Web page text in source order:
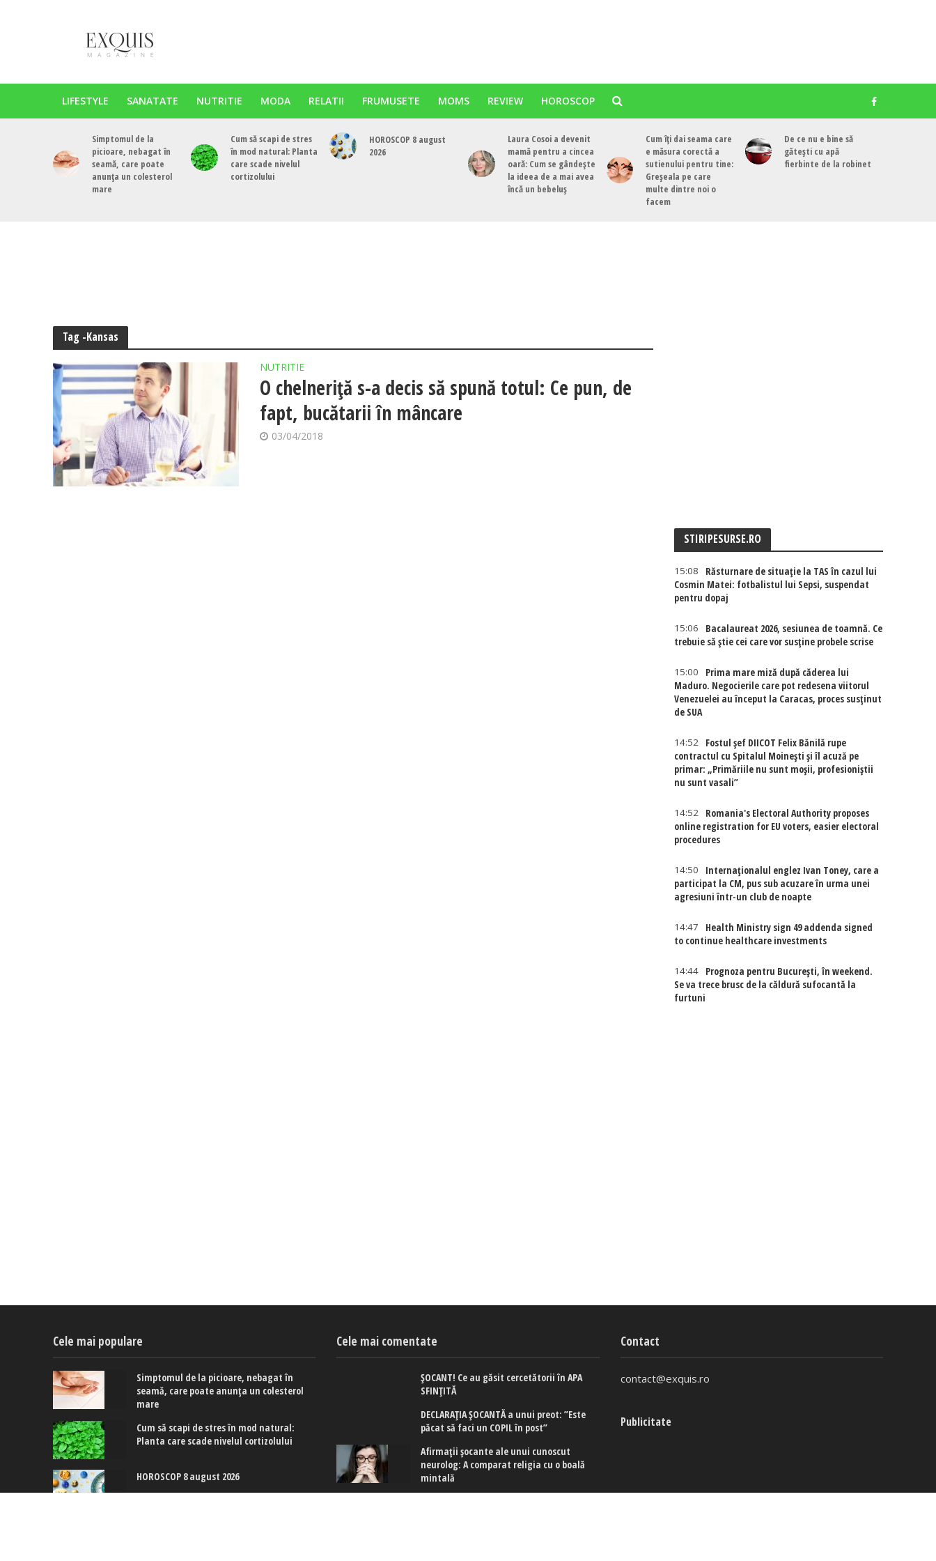
LIFESTYLE SANATATE NUTRITIE MODA RELATII FRUMUSETE MOMS REVIEW HOROSCOP
Simptomul de la
picioare, nebagat în
seamă, care poate
anunța un colesterol
mare
Cum să scapi de stres
în mod natural: Planta
care scade nivelul
cortizolului
HOROSCOP 8 august
2026
Laura Cosoi a devenit
mamă pentru a cincea
oară: Cum se gândește
la ideea de a mai avea
încă un bebeluș
Cum îți dai seama care
e măsura corectă a
sutienului pentru tine:
Greșeala pe care
multe dintre noi o
facem
De ce nu e bine să
gătești cu apă
fierbinte de la robinet
Tag -Kansas
NUTRITIE
O chelneriţă s-a decis să spună totul: Ce pun, de
fapt, bucătarii în mâncare
03/04/2018
STIRIPESURSE.RO
15:08
Răsturnare de situație la TAS în cazul lui
Cosmin Matei: fotbalistul lui Sepsi, suspendat
pentru dopaj
15:06
Bacalaureat 2026, sesiunea de toamnă. Ce
trebuie să știe cei care vor susține probele scrise
15:00
Prima mare miză după căderea lui
Maduro. Negocierile care pot redesena viitorul
Venezuelei au început la Caracas, proces susținut
de SUA
14:52
Fostul șef DIICOT Felix Bănilă rupe
contractul cu Spitalul Moinești și îl acuză pe
primar: „Primăriile nu sunt moșii, profesioniștii
nu sunt vasali”
14:52
Romania's Electoral Authority proposes
online registration for EU voters, easier electoral
procedures
14:50
Internaţionalul englez Ivan Toney, care a
participat la CM, pus sub acuzare în urma unei
agresiuni într-un club de noapte
14:47
Health Ministry sign 49 addenda signed
to continue healthcare investments
14:44
Prognoza pentru București, în weekend.
Se va trece brusc de la căldură sufocantă la
furtuni
Cele mai populare
Simptomul de la picioare, nebagat în
seamă, care poate anunța un colesterol
mare
Cum să scapi de stres în mod natural:
Planta care scade nivelul cortizolului
HOROSCOP 8 august 2026
Cele mai comentate
ȘOCANT! Ce au găsit cercetătorii în APA
SFINȚITĂ
DECLARAȚIA ȘOCANTĂ a unui preot: ”Este
păcat să faci un COPIL în post”
Afirmaţii şocante ale unui cunoscut
neurolog: A comparat religia cu o boală
mintală
Contact
contact@exquis.ro
Publicitate